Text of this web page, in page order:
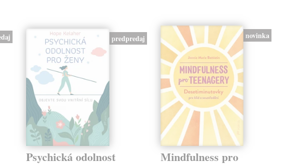
predpredaj
Psychická odolnost
novinka
Mindfulness pro